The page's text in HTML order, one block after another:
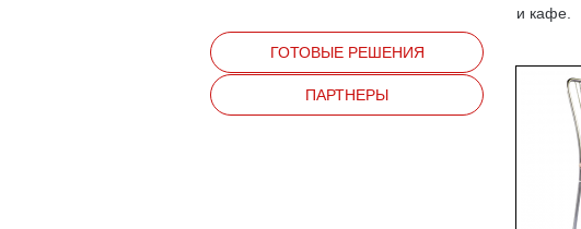
и кафе.
ГОТОВЫЕ РЕШЕНИЯ
ПАРТНЕРЫ